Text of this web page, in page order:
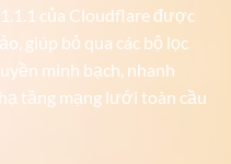
của Cloudflare được
giúp bỏ qua các bộ lọc
minh bạch, nhanh
tầng mạng lưới toàn cầu